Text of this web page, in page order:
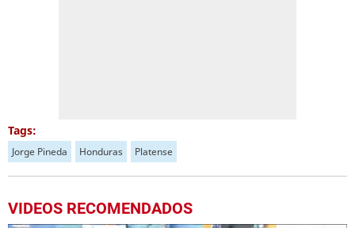
Tags:
Jorge Pineda Honduras Platense
VIDEOS RECOMENDADOS